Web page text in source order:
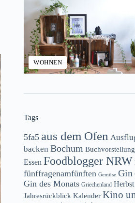
WOHNEN
Tags
5fa5 aus dem Ofen
backen Bochum Buchvorstellung
Essen Foodblogger NRW
fünffragenamfünften Gemüse Gin
Gin des Monats Griechenland Herbst
Jahresrückblick Kalender Kino